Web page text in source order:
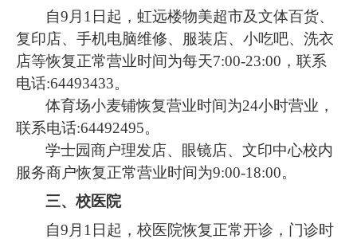
自9月1日起，虹远楼物美超市及文体百货、
复印店、手机电脑维修、服装店、小吃吧、洗衣
店等恢复正常营业时间为每天7:00-23:00，联系
电话:64493433。
体育场小麦铺恢复营业时间为24小时营业，
联系电话:64492495。
学士园商户理发店、眼镜店、文印中心校内
服务商户恢复正常营业时间为9:00-18:00。
三、校医院
自9月1日起，校医院恢复正常开诊，门诊时